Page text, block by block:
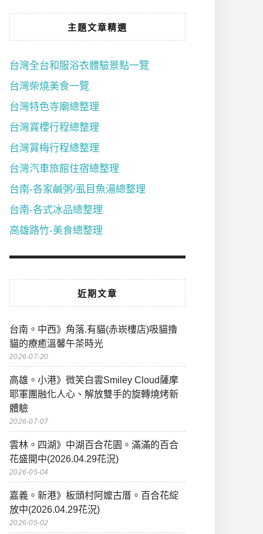
主題文章精選
台灣全台和服浴衣體驗景點一覽
台灣柴燒美食一覽
台灣特色寺廟總整理
台灣賞櫻行程總整理
台灣賞梅行程總整理
台灣汽車旅館住宿總整理
台南-各家鹹粥/虱目魚湯總整理
台南-各式冰品總整理
高雄路竹-美食總整理
近期文章
台南。中西》角落.有貓(赤崁樓店)吸貓擼
貓的療癒溫馨午茶時光
2026-07-20
高雄。小港》微笑白雲Smiley Cloud薩摩
耶軍團融化人心、解放雙手的旋轉燒烤新
體驗
2026-07-07
雲林。四湖》中湖百合花園。滿滿的百合
花盛開中(2026.04.29花況)
2026-05-04
嘉義。新港》板頭村阿嬤古厝。百合花綻
放中(2026.04.29花況)
2026-05-02